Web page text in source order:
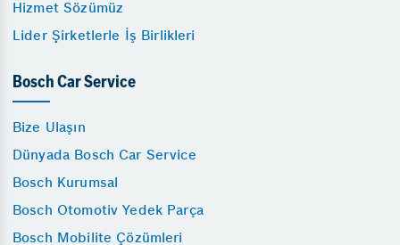
Hizmet Sözümüz
Lider Şirketlerle İş Birlikleri
Bosch Car Service
Bize Ulaşın
Dünyada Bosch Car Service
Bosch Kurumsal
Bosch Otomotiv Yedek Parça
Bosch Mobilite Çözümleri